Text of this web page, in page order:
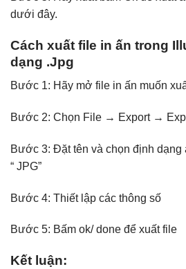
dưới đây.
Cách xuất file in ấn trong
dạng .Jpg
Bước 1: Hãy mở file in ấn muốn
Bước 2: Chọn File → Export →
Bước 3: Đặt tên và chọn định dạng
“ JPG”
Bước 4: Thiết lập các thông số
Bước 5: Bấm ok/ done để xuất file
Kết luận: